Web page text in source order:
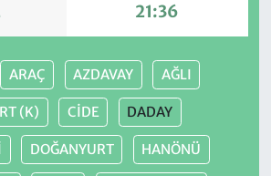
21:36
ARAÇ AZDAVAY AĞLI
(K) CİDE DADAY
DOĞANYURT HANÖNÜ